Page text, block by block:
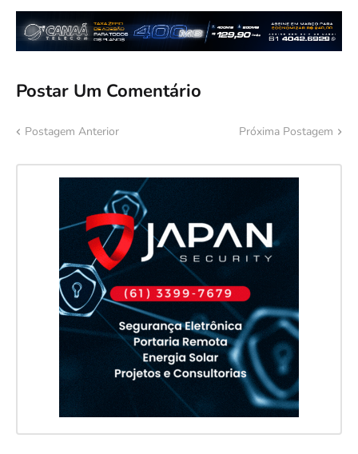
Postar Um Comentário
Postagem Anterior Próxima Postagem